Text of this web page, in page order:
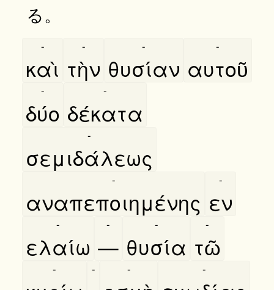
る。
καὶ
-
τὴν
-
θυσίαν
-
αυτοῦ
-
δύο
-
δέκατα
-
σεμιδάλεως
-
αναπεποιημένης
-
εν
-
ελαίω
-
—
-
θυσία
-
τῶ
-
- - - -